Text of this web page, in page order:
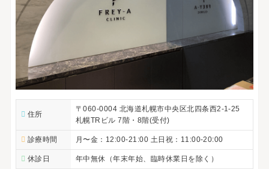
住所
〒060-0004 北海道札幌市中央区北四条西2-1-25
札幌TRビル 7階・8階(受付)
診療時間 月〜金：12:00-21:00 土日祝：11:00-20:00
休診日 年中無休（年末年始、臨時休業日を除く）